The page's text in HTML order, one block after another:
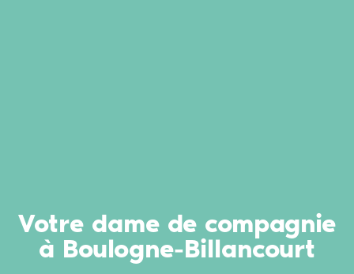
Votre dame de compagnie
à Boulogne-Billancourt